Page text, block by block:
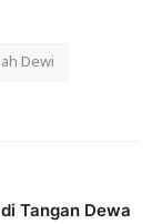
Dewi
Tangan Dewa